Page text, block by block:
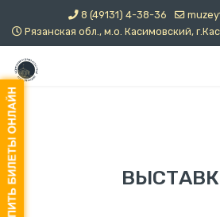
8 (49131) 4-38-36
Рязанская обл., м.о. Касимовский,